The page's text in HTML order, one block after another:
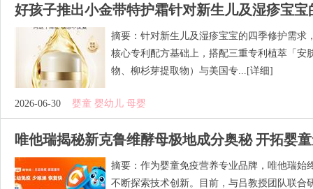
好孩子推出小金带特护霜针对新生儿及湿疹宝宝
摘要：针对新生儿及湿疹宝宝的四季修护需求
核心专利配方基础上，搭配三重专利植萃「安
物、柳杉芽提取物）与美国专... [详细]
2026-06-30 婴童 婴幼儿 母婴
唯他瑞揭秘新克鲁维酵母极地成分奥秘 开拓婴
摘要：作为婴童免疫营养专业品牌，唯他瑞始
不断探索技术创新。目前，与吕教授团队联合